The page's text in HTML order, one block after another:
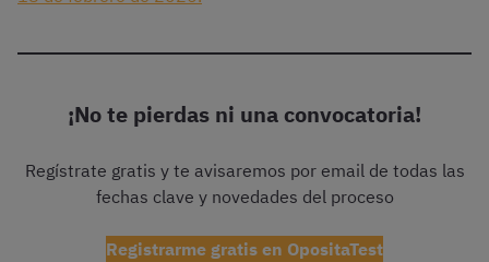
¡No te pierdas ni una convocatoria!
Regístrate gratis y te avisaremos por email de todas las
fechas clave y novedades del proceso
Registrarme gratis en OpositaTest